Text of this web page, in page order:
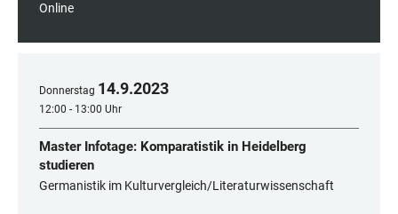
Online
Donnerstag 14.9.2023
12:00 - 13:00 Uhr
Master Infotage: Komparatistik in Heidelberg
studieren
Germanistik im Kulturvergleich/Literaturwissenschaft